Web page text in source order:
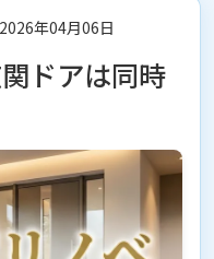
2026年04月06日
ドアは同時